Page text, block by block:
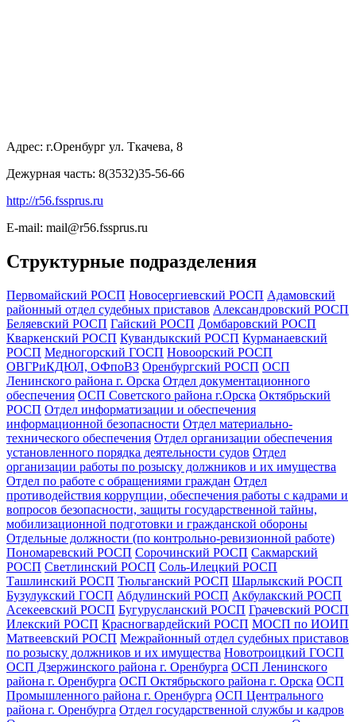
Адрес: г.Оренбург ул. Ткачева, 8
Дежурная часть: 8(3532)35-56-66
http://r56.fssprus.ru
E-mail: mail@r56.fssprus.ru
Структурные подразделения
Первомайский РОСП Новосергиевский РОСП Адамовский
районный отдел судебных приставов Александровский РОСП
Беляевский РОСП Гайский РОСП Домбаровский РОСП
Кваркенский РОСП Кувандыкский РОСП Курманаевский
РОСП Медногорский ГОСП Новоорский РОСП
ОВГРиКДЮЛ, ОФпоВЗ Оренбургский РОСП ОСП
Ленинского района г. Орска Отдел документационного
обеспечения ОСП Советского района г.Орска Октябрьский
РОСП Отдел информатизации и обеспечения
информационной безопасности Отдел материально-
технического обеспечения Отдел организации обеспечения
установленного порядка деятельности судов Отдел
организации работы по розыску должников и их имущества
Отдел по работе с обращениями граждан Отдел
противодействия коррупции, обеспечения работы с кадрами и
вопросов безопасности, защиты государственной тайны,
мобилизационной подготовки и гражданской обороны
Отдельные должности (по контрольно-ревизионной работе)
Пономаревский РОСП Сорочинский РОСП Сакмарский
РОСП Светлинский РОСП Соль-Илецкий РОСП
Ташлинский РОСП Тюльганский РОСП Шарлыкский РОСП
Бузулукский ГОСП Абдулинский РОСП Акбулакский РОСП
Асекеевский РОСП Бугурусланский РОСП Грачевский РОСП
Илекский РОСП Красногвардейский РОСП МОСП по ИОИП
Матвеевский РОСП Межрайонный отдел судебных приставов
по розыску должников и их имущества Новотроицкий ГОСП
ОСП Дзержинского района г. Оренбурга ОСП Ленинского
района г. Оренбурга ОСП Октябрьского района г. Орска ОСП
Промышленного района г. Оренбурга ОСП Центрального
района г. Оренбурга Отдел государственной службы и кадров